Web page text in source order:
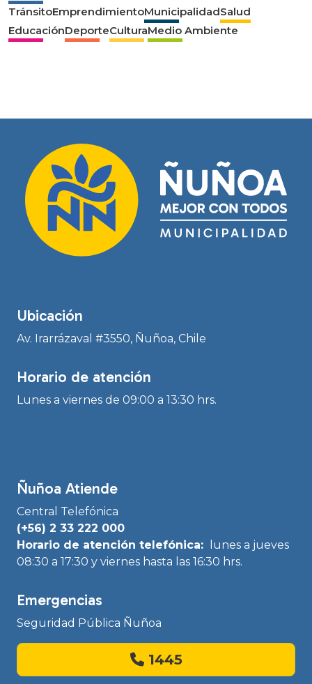
TránsitoEmprendimientoMunicipalidadSalud
EducaciónDeporteCulturaMedio Ambiente
Ubicación
Av. Irarrázaval #3550, Ñuñoa, Chile
Horario de atención
Lunes a viernes de 09:00 a 13:30 hrs.
Ñuñoa Atiende
Central Telefónica
(+56) 2 33 222 000
Horario de atención telefónica:
lunes a jueves
08:30 a 17:30 y viernes hasta las 16:30 hrs.
Emergencias
Seguridad Pública Ñuñoa
1445